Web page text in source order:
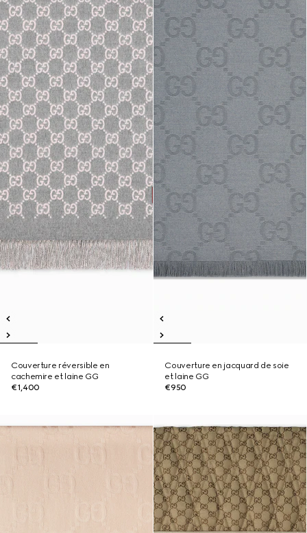
Couverture réversible en
cachemire et laine GG
€1,400
Couverture en jacquard de soie
et laine GG
€950